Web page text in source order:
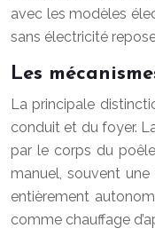
avec les modèles
sans électricité
Les
La principale
conduit et du foyer.
par le corps du
manuel, souvent
entièrement
comme chauffage